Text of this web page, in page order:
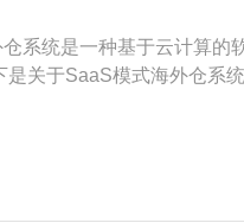
系统是一种基于云计算的
是关于SaaS模式海外仓系